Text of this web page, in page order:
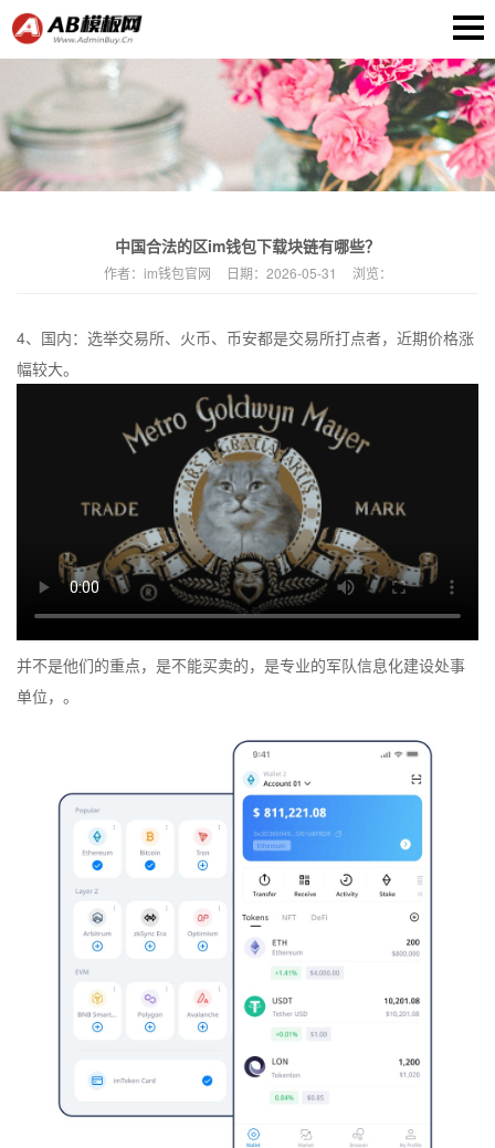
中国合法的区im钱包下载块链有哪些？
作者： im钱包官网 日期： 2026-05-31 浏览：
4、国内：选举交易所、火币、币安都是交易所打点者，近期价格涨
幅较大。
并不是他们的重点，是不能买卖的，是专业的军队信息化建设处事
单位，。